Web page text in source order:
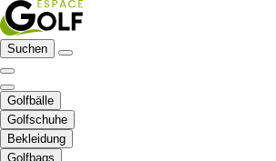
Suchen
Golfbälle
Golfschuhe
Bekleidung
Golfbags